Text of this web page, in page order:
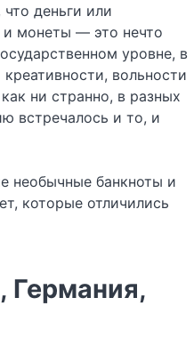
деньги или
монеты — это нечто
уровне, в
вольности
ни странно, в разных
встречалось и то, и
необычные банкноты и
которые отличились
Германия,